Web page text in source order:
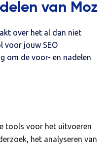
van Moz
over het al dan niet
voor jouw SEO
om de voor- en nadelen
tools voor het uitvoeren
het analyseren van